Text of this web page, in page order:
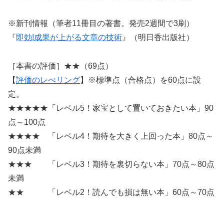
※新刊情報（筆者11冊目の著書。発売2週間で3刷）
『即効!成果が上がる文章の技術 』（明日香出版社）
［本書の評価］★★（69点）
【評価のレべリング】※標準点（合格点）を60点に設
定。
★★★★★「レベル5！家宝として置いておきたい本」90
点～100点
★★★★ 「レベル4！期待を大きく上回った本」80点～
90点未満
★★★ 「レベル3！期待を裏切らない本」70点～80点
未満
★★ 「レベル2！読んでも損は無い本」60点～70点